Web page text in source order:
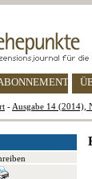
- Ausgabe 14 (2014),